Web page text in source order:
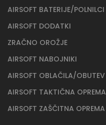
AIRSOFT BATERIJE/POLNILCI
AIRSOFT DODATKI
ZRAČNO OROŽJE
AIRSOFT NABOJNIKI
AIRSOFT OBLAČILA/OBUTEV
AIRSOFT TAKTIČNA OPREMA
AIRSOFT ZAŠČITNA OPREMA